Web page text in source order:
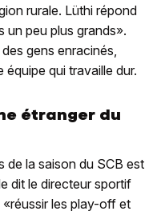
rurale. Lüthi répond
un peu plus grands».
gens enracinés,
qui travaille dur.
étranger du
la saison du SCB est
dit le directeur sportif
les play-off et